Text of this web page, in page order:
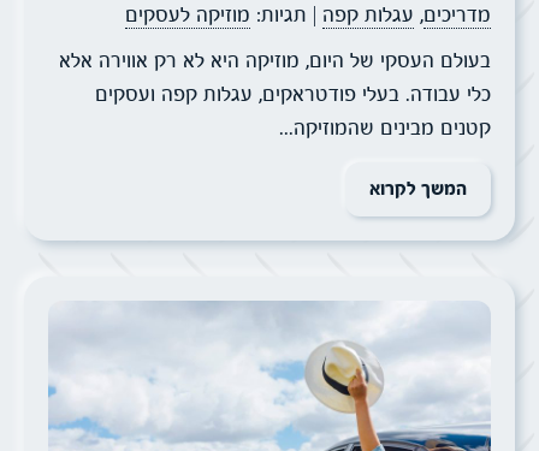
מדריכים, עגלות קפה | תגיות: מוזיקה לעסקים
בעולם העסקי של היום, מוזיקה היא לא רק אווירה אלא
כלי עבודה. בעלי פודטראקים, עגלות קפה ועסקים
קטנים מבינים שהמוזיקה...
המשך לקרוא